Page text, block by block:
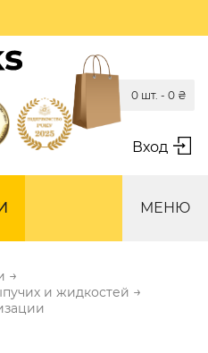
Вход
0 шт. - 0 ₴
МЕНЮ
→
и жидкостей →